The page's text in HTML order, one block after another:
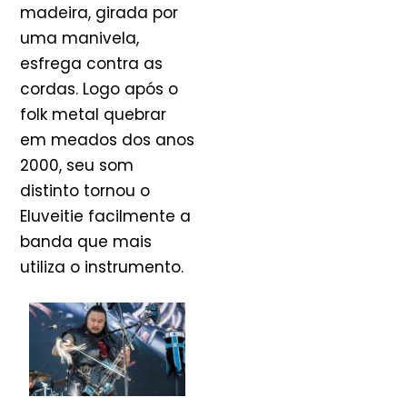
madeira, girada por
uma manivela,
esfrega contra as
cordas. Logo após o
folk metal quebrar
em meados dos anos
2000, seu som
distinto tornou o
Eluveitie facilmente a
banda que mais
utiliza o instrumento.